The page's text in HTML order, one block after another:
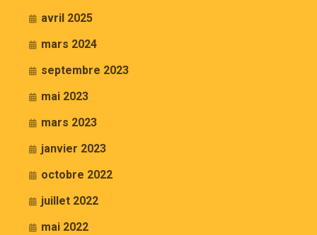
avril 2025
mars 2024
septembre 2023
mai 2023
mars 2023
janvier 2023
octobre 2022
juillet 2022
mai 2022